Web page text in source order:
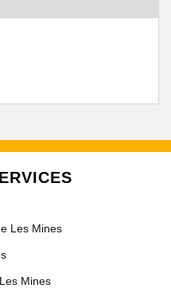
Les Mines
Mines